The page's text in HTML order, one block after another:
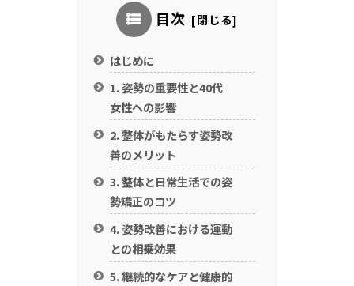
目次
はじめに
1. 姿勢の重要性と40代
女性への影響
2. 整体がもたらす姿勢改
善のメリット
3. 整体と日常生活での姿
勢矯正のコツ
4. 姿勢改善における運動
との相乗効果
5. 継続的なケアと健康的